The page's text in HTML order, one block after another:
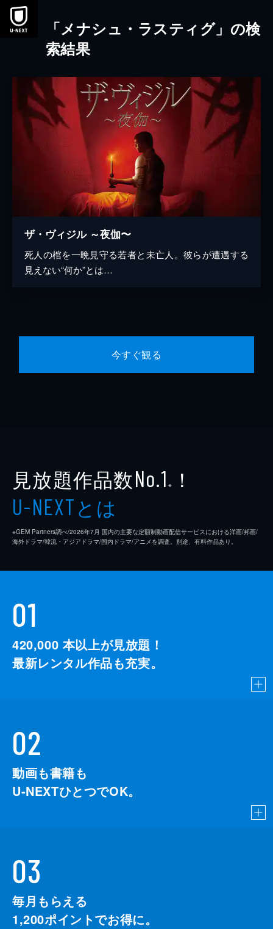
本文へスキップ
「メナシュ・ラスティグ」の検
索結果
ザ・ヴィジル ～夜伽〜
死人の棺を一晩見守る若者と未亡人。彼らが遭遇する
見えない“何か”とは…
今すぐ観る
見放題作品数No.1 ※ ！
U-NEXTとは
※GEM Partners調べ/2026年7⽉ 国内の主要な定額制動画配信サービスにおける洋画/邦画/
海外ドラマ/韓流・アジアドラマ/国内ドラマ/アニメを調査。別途、有料作品あり。
01
420,000 本以上が見放題！
最新レンタル作品も充実。
02
動画も書籍も
U-NEXTひとつでOK。
03
毎月もらえる
1,200ポイントでお得に。